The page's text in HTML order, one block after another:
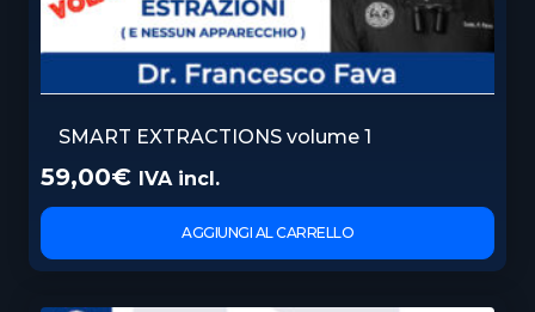
SMART EXTRACTIONS volume 1
59,00€ IVA incl.
AGGIUNGI AL CARRELLO